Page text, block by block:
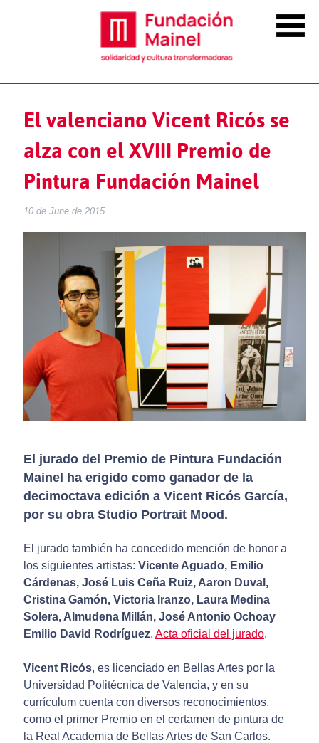
El valenciano Vicent Ricós se
alza con el XVIII Premio de
Pintura Fundación Mainel
10 de June de 2015
El jurado del Premio de Pintura Fundación
Mainel ha erigido como ganador de la
decimoctava edición a Vicent Ricós García,
por su obra Studio Portrait Mood.
El jurado también ha concedido mención de honor a
los siguientes artistas: Vicente Aguado, Emilio
Cárdenas, José Luis Ceña Ruiz, Aaron Duval,
Cristina Gamón, Victoria Iranzo, Laura Medina
Solera, Almudena Millán, José Antonio Ochoay
Emilio David Rodríguez. Acta oficial del jurado.
Vicent Ricós, es licenciado en Bellas Artes por la
Universidad Politécnica de Valencia, y en su
currículum cuenta con diversos reconocimientos,
como el primer Premio en el certamen de pintura de
la Real Academia de Bellas Artes de San Carlos.